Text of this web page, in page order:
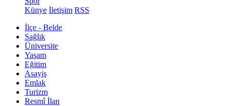
Künye İletişim RSS
İlçe - Belde
Sağlık
Üniversite
Yaşam
Eğitim
Asayiş
Emlak
Turizm
Resmî İlan